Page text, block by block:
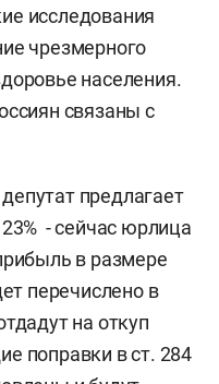
исследования
чрезмерного
населения.
связаны с
предлагает
- сейчас юрлица
в размере
перечислено в
на откуп
поправки в ст. 284